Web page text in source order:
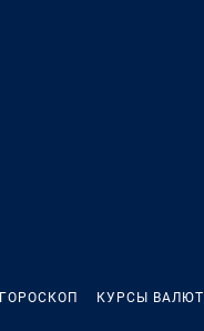
ГОРОСКОП КУРСЫ ВАЛЮТ